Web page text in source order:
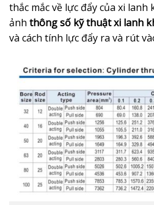
thắc mắc về lực đẩy của xi
ảnh thông số kỹ thuật xi lanh
và cách tính lực đẩy ra và rút